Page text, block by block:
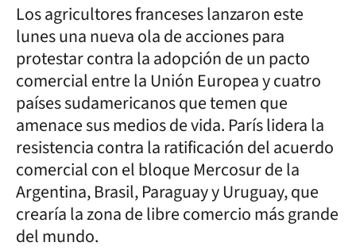
Los agricultores franceses lanzaron este
lunes una nueva ola de acciones para
protestar contra la adopción de un pacto
comercial entre la Unión Europea y cuatro
países sudamericanos que temen que
amenace sus medios de vida. París lidera la
resistencia contra la ratificación del acuerdo
comercial con el bloque Mercosur de la
Argentina, Brasil, Paraguay y Uruguay, que
crearía la zona de libre comercio más grande
del mundo.